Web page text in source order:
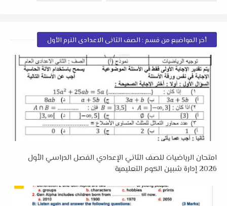
أخر المواضيع من قسم : الصف الثانى الاعدادى الترم الأول
امتحان الرياضيات للصف الثاني الإعدادي الفصل الدراسي الأول
2026 إدارة شبين الكوم التعليمية